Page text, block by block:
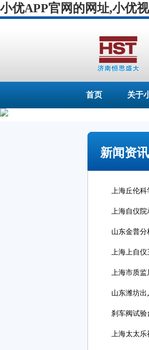
小优APP官网的网址,小优
首页 关于
新闻资讯
上海丘伦科
上海自仪院
山东金普分
上海上自仪
上海市质监
山东潍坊出
刹车阀试验
上海太太乐